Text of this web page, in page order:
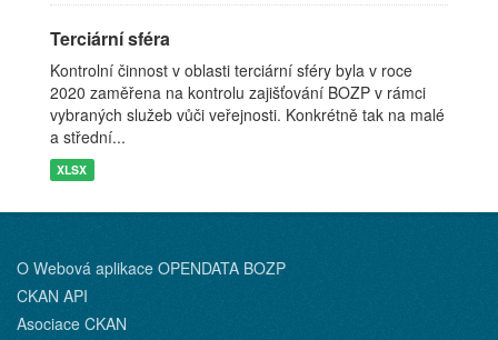
Terciární sféra
Kontrolní činnost v oblasti terciární sféry byla v roce
2020 zaměřena na kontrolu zajišťování BOZP v rámci
vybraných služeb vůči veřejnosti. Konkrétně tak na malé
a střední...
XLSX
O Webová aplikace OPENDATA BOZP
CKAN API
Asociace CKAN